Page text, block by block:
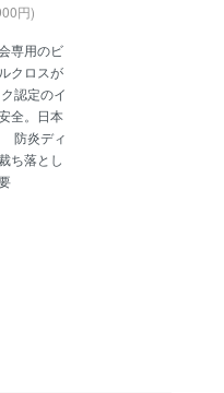
円)
専用のビ
クロスが
認定のイ
全。日本
防炎ディ
ち落とし